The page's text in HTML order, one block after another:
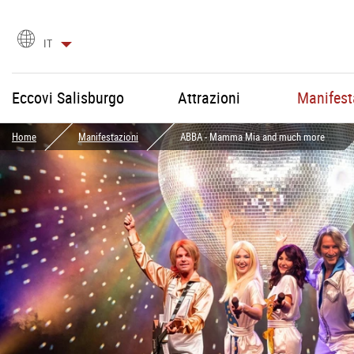
Scegli
lingua
IT
Eccovi Salisburgo Attrazioni
Home Manifestazioni ABBA - Mamma Mia and much more